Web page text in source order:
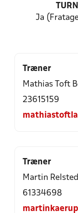
Ja
Træner
Mathias Toft
23615159
Træner
Martin
61334698